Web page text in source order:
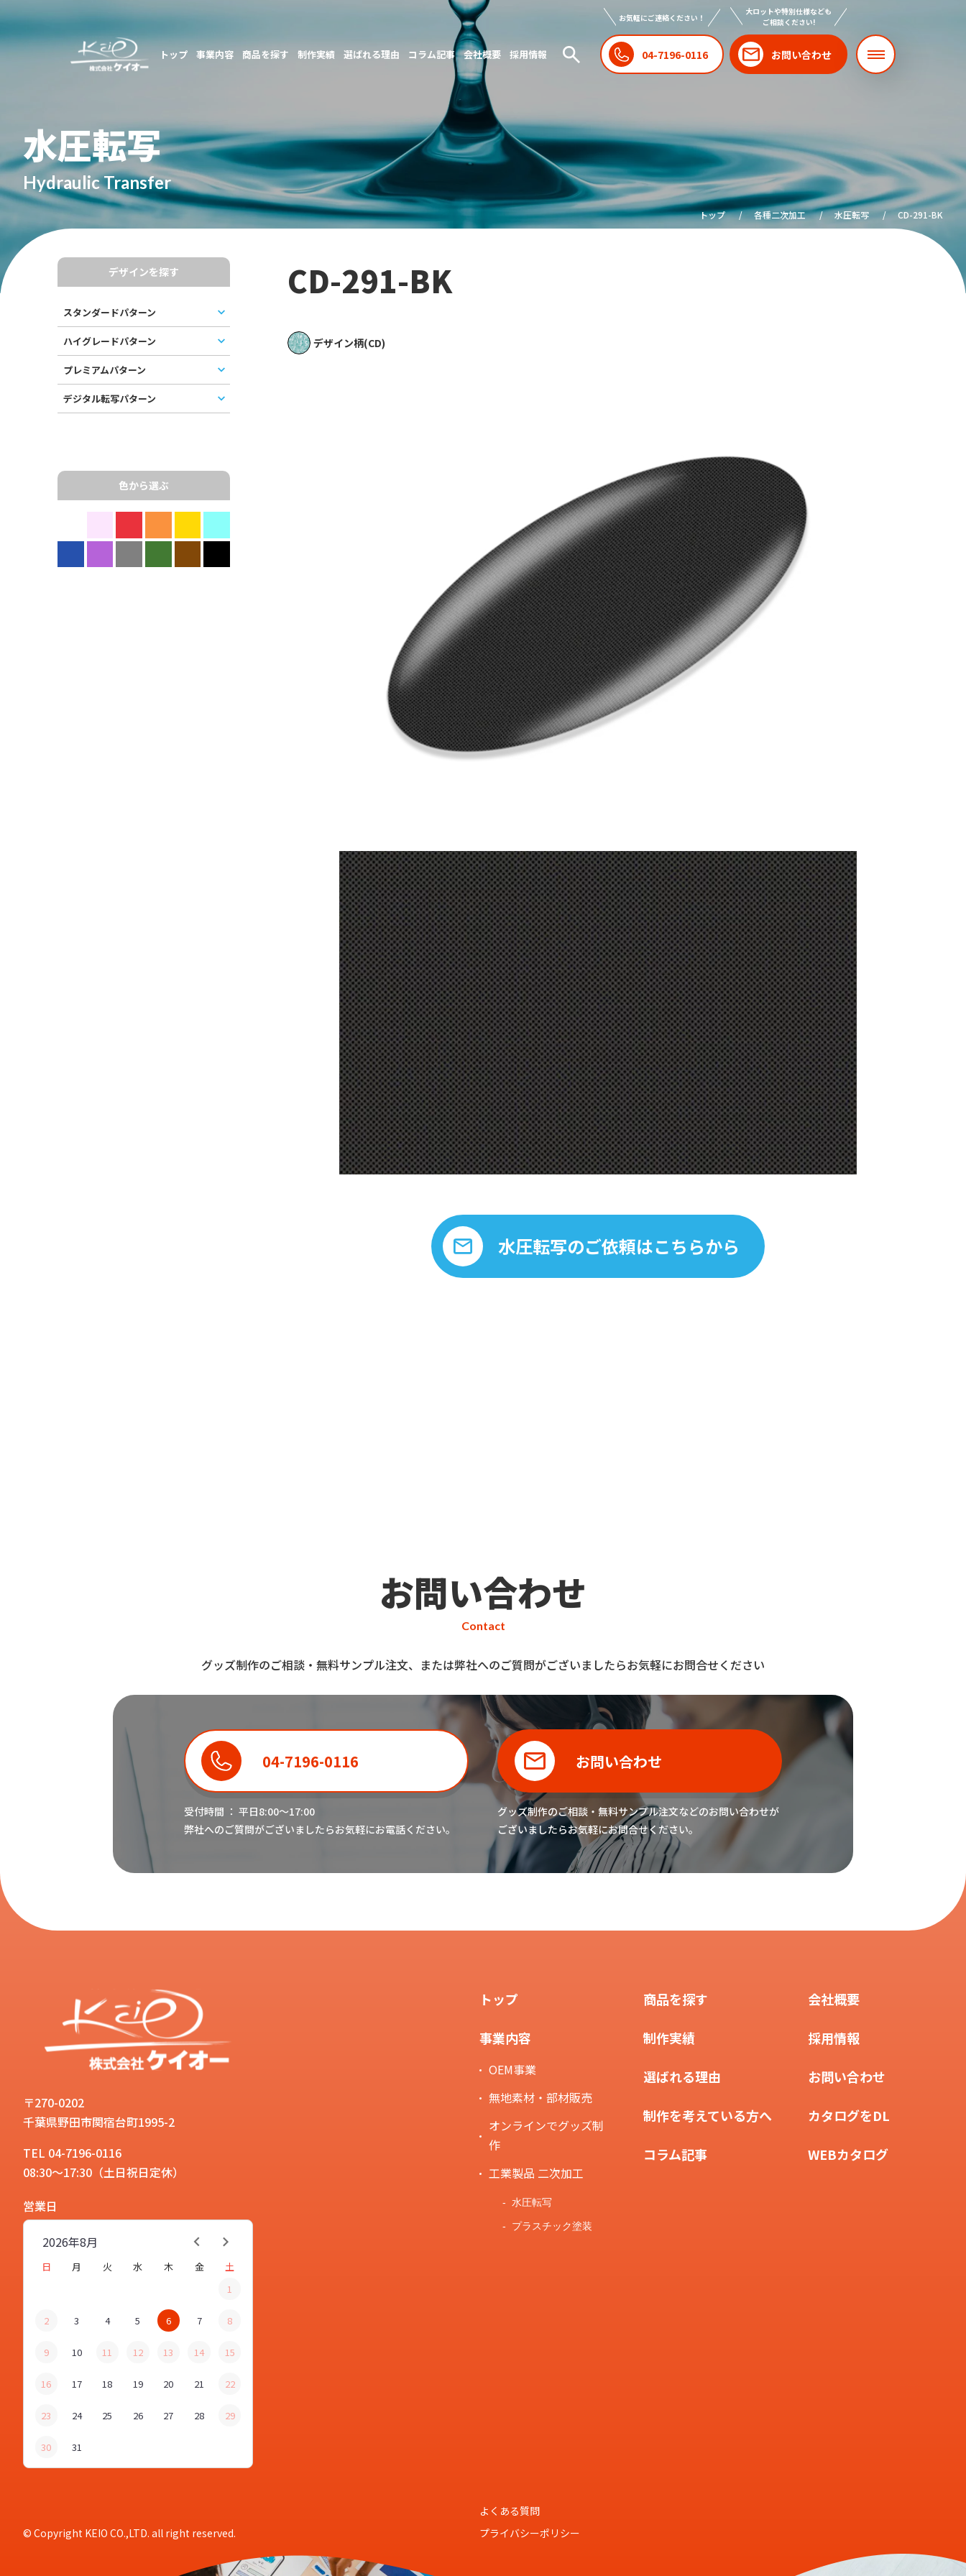
トップ 事業内容 商品を探す 制作実績 選ばれる理由 コラム記事 会社概要 採用情報
お気軽にご連絡ください！
04-7196-0116
大ロットや特別仕様なども
ご相談ください!
お問い合わせ
水圧転写
Hydraulic Transfer
トップ 各種二次加工 水圧転写 CD-291-BK
デザインを探す
スタンダードパターン
ハイグレードパターン
プレミアムパターン
デジタル転写パターン
色から選ぶ
CD-291-BK
デザイン柄(CD)
水圧転写のご依頼はこちらから
お問い合わせ
Contact
グッズ制作のご相談・無料サンプル注文、または弊社へのご質問がございましたらお気軽にお問合せください
04-7196-0116
受付時間 ： 平日8:00〜17:00
弊社へのご質問がございましたらお気軽にお電話ください。
お問い合わせ
グッズ制作のご相談・無料サンプル注文などのお問い合わせが
ございましたらお気軽にお問合せください。
〒270-0202
千葉県野田市関宿台町1995-2
TEL 04-7196-0116
08:30～17:30（土日祝日定休）
営業日
8月
2026年
日 月 火 水 木 金
土
1
2 3 4 5 6 7 8
9 10 11 12 13 14 15
16 17 18 19 20 21 22
23 24 25 26 27 28 29
30 31
トップ
事業内容
OEM事業
無地素材・部材販売
オンラインでグッズ制
作
工業製品 二次加工
水圧転写
プラスチック塗装
商品を探す
制作実績
選ばれる理由
制作を考えている方へ
コラム記事
会社概要
採用情報
お問い合わせ
カタログをDL
WEBカタログ
よくある質問
プライバシーポリシー
© Copyright KEIO CO.,LTD. all right reserved.